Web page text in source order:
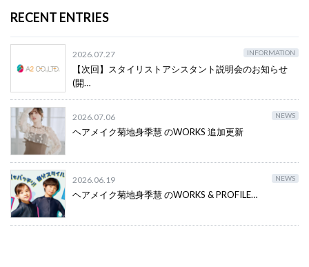
RECENT ENTRIES
2026.07.27 INFORMATION
【次回】スタイリストアシスタント説明会のお知らせ
(開…
2026.07.06 NEWS
ヘアメイク菊地身季慧 のWORKS 追加更新
2026.06.19 NEWS
ヘアメイク菊地身季慧 のWORKS & PROFILE…